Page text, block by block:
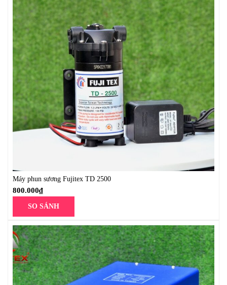
Máy phun sương Fujitex TD 2500
800.000₫
SO SÁNH